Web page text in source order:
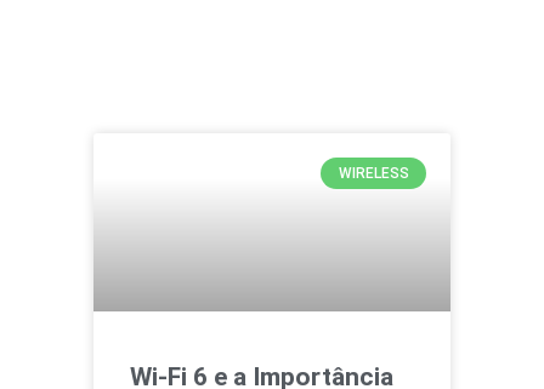
WIRELESS
Wi-Fi 6 e a Importância